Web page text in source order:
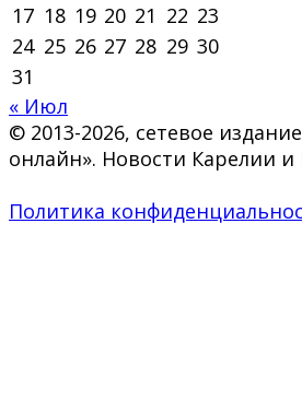
17 18 19 20 21 22 23
24 25 26 27 28 29 30
31
« Июл
© 2013-2026, сетевое
онлайн». Новости Карелии
Политика